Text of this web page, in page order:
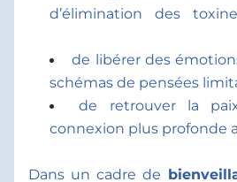
d’élimination des
de libérer des
schémas de pensées
de retrouver la
connexion plus profonde
Dans un cadre de